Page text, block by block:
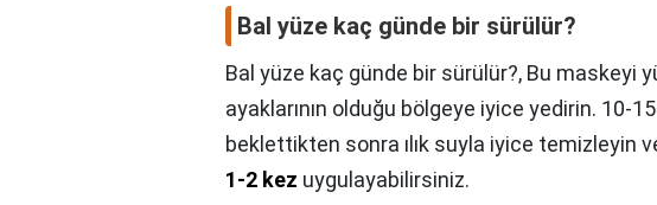
Bal yüze kaç günde bir sürülür?
Bal yüze kaç günde bir sürülür?, Bu maskeyi
ayaklarının olduğu bölgeye iyice yedirin. 10-
beklettikten sonra ılık suyla iyice temizleyin
1-2 kez uygulayabilirsiniz.